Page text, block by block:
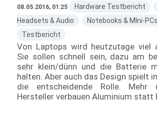
08.05.2016, 01:25 Hardware Testbericht
Headsets & Audio
Notebooks & MIni-PCs
Testbericht
Von Laptops wird heutzutage viel
Sie sollen schnell sein, dazu am
sehr klein/dünn und die Batterie
halten. Aber auch das Design spielt
die entscheidende Rolle. Mehr
Hersteller verbauen Aluminium statt